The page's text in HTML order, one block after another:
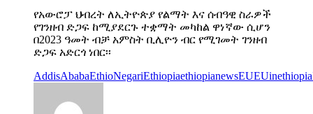
የአውሮፓ ህብረት ለኢትዮጵያ የልማት እና ሰብዓዊ ስራዎች
የገንዘብ ድጋፍ ከሚያደርጉ ተቋማት መካከል ዋነኛው ሲሆን
በ2023 ዓመት ብቻ አምስት ቢሊዮን ብር የሚገመት ገንዘብ
ድጋፍ አድርጎ ነበር፡፡
AddisAbabaEthioNegariEthiopiaethiopianewsEUEUinethiopia